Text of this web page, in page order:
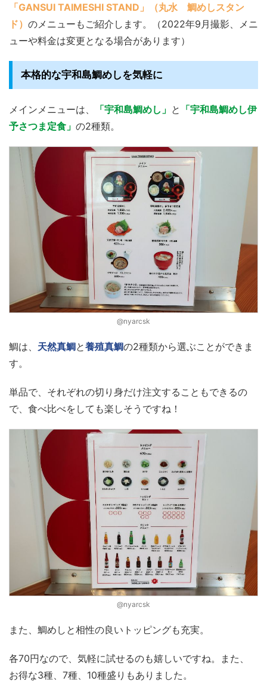
「GANSUI TAIMESHI STAND」（丸水 鯛めしスタン
ド） のメニューもご紹介します。（2022年9月撮影、メニ
ューや料金は変更となる場合があります）
本格的な宇和島鯛めしを気軽に
メインメニューは、 「宇和島鯛めし」 と 「宇和島鯛めし伊
予さつま定食」 の2種類。
@nyarcsk
鯛は、 天然真鯛と養殖真鯛の2種類から選ぶことができま
す。
単品で、それぞれの切り身だけ注文することもできるの
で、食べ比べをしても楽しそうですね！
@nyarcsk
また、鯛めしと相性の良いトッピングも充実。
各70円なので、気軽に試せるのも嬉しいですね。また、
お得な3種、7種、10種盛りもありました。